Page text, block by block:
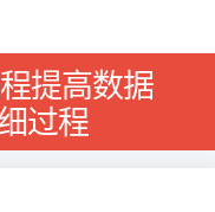
提高数据
过程